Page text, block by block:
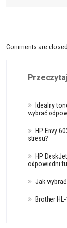
Comments are closed.
Idealny
wybrać
HP Envy
stresu?
HP
odpowiedni
Jak
Brother